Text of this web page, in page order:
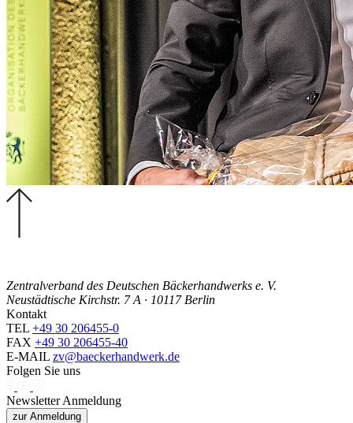
Zentralverband des Deutschen Bäckerhandwerks e. V.
Neustädtische Kirchstr. 7 A · 10117 Berlin
Kontakt
TEL +49 30 206455-0
FAX +49 30 206455-40
E-MAIL zv@baeckerhandwerk.de
Folgen Sie uns
Newsletter Anmeldung
zur Anmeldung